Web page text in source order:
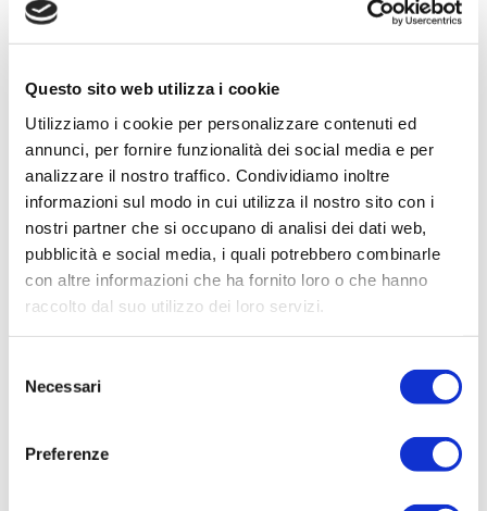
Questo sito web utilizza i cookie
Utilizziamo i cookie per personalizzare contenuti ed
annunci, per fornire funzionalità dei social media e per
analizzare il nostro traffico. Condividiamo inoltre
informazioni sul modo in cui utilizza il nostro sito con i
nostri partner che si occupano di analisi dei dati web,
pubblicità e social media, i quali potrebbero combinarle
con altre informazioni che ha fornito loro o che hanno
raccolto dal suo utilizzo dei loro servizi.
delNecessari
Preferenze
CIG:
Z7A1E76ED3
Struttura proponente:
'Irisacqua srl P.I./C.F. 01070220312. - Ufficio
Tecnico
Oggetto:
SMONTAGGIO E RIMONTAGGIO PORTONI A
MEZZO CAMION CANCELLO ELETTRICO E
PORTONCINO CON SABBIATURA E
RINGHIRA D'ENTRATA E PALO POSTO
Elenco operatori invitati: